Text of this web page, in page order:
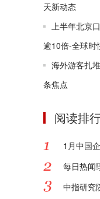
天新动态
上半年北京
逾10倍-全球时
海外游客扎
条焦点
阅读排
1月中国
每日热闻
中指研究